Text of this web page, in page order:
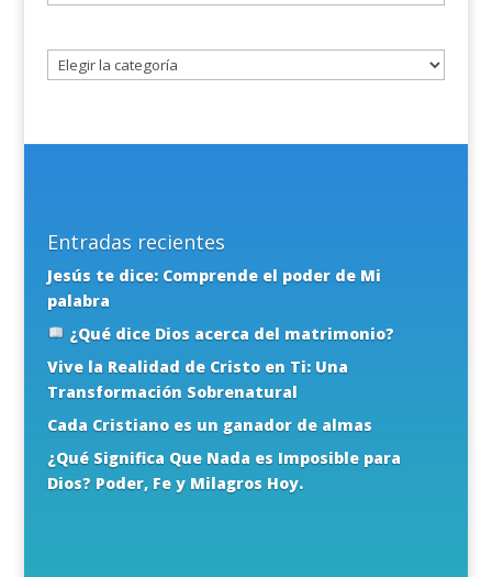
un
Entradas recientes
Jesús te dice: Comprende el poder de Mi
palabra
¿Qué dice Dios acerca del matrimonio?
Vive la Realidad de Cristo en Ti: Una
Transformación Sobrenatural
Cada Cristiano es un ganador de almas
¿Qué Significa Que Nada es Imposible para
Dios? Poder, Fe y Milagros Hoy.